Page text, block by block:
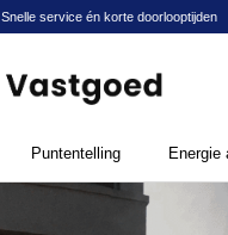
Snelle service én korte doorlooptijden
Puntentelling Energie